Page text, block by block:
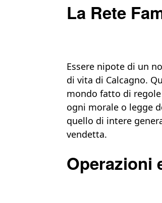
La Rete
Essere nipote di un
di vita di Calcagno.
mondo fatto di
ogni morale o legge
quello di intere
vendetta.
Operazioni